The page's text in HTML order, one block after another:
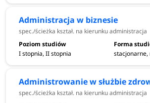
Administracja w biznesie
spec./ścieżka kształ. na kierunku administracja
I stopnia, II stopnia stacjonarne,
Administrowanie w służbie
spec./ścieżka kształ. na kierunku administracja